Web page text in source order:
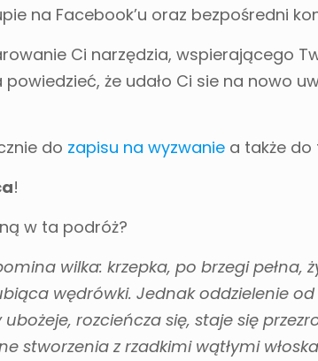
na Facebook’u oraz bezpośredni
Ci narzędzia, wspierającego
że udało Ci sie na nowo
do zapisu na wyzwanie a także
!
w ta podróż?
wilka: krzepka, po brzegi
wędrówki. Jednak oddzielenie
rozcieńcza się, staje się
stworzenia z rzadkimi wątłymi